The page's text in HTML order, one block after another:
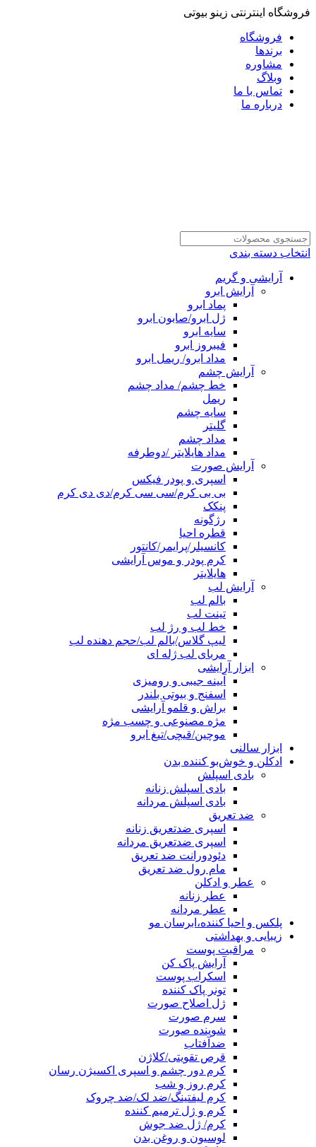
فروشگاه اینترنتی زینو بیوتی
فروشگاه
برندها
مشاوره
وبلاگ
تماس با ما
درباره ما
انتخاب دسته بندی
آرایشی و گریم
آرایش ابرو
پماد ابرو
ژل ابرو/صابون ابرو
سایه ابرو
فیبروز ابرو
مداد ابرو/ ریمل ابرو
آرایش چشم
خط چشم/ مداد چشم
ریمل
سایه چشم
گلیتر
مداد چشم
مداد هایلایتر /دوطرفه
آرایش صورت
اسپری و پودر فیکس
بی بی کرم/سی سی کرم/دی دی کرم
پنکک
رژگونه
قطره احیا
کانسیلر/پرایمر/کانتور
کرم پودر و موس آرایشی
هایلایتر
آرایش لب
بالم لب
تینت لب
خط لب و رژ لب
لیپ گلاس/بالم لب/حجم دهنده لب
مربای لب ژله ای
ابزار آرایشی
آیینه جیبی و رومیزی
اسفنج و بیوتی بلندر
براش و قلمو آرایشی
مژه مصنوعی و چسب مژه
موچین/قیچی/تیغ ابرو
ابزار سالنی
ادکلن و خوش‌بو کننده بدن
بادی اسپلش
بادی اسپلش زنانه
بادی اسپلش مردانه
ضد تعریق
اسپری ضدتعریق زنانه
اسپری ضدتعریق مردانه
دئودورانت ضد تعریق
مام رول ضد تعریق
عطر و ادکلن
عطر زنانه
عطر مردانه
پلکس و احیا کننده،ابرسان مو
زیبایی و بهداشتی
مراقبت پوست
آرایش پاک کن
اسکراب پوست
تونر پاک کننده
ژل اصلاح صورت
سرم صورت
شوینده صورت
ضدآفتاب
قرص تقویتی/کلاژن
کرم دور چشم و اسپری اکسیژن رسان
کرم روز و شب
کرم لیفتینگ/ضد لک/ضد چروک
کرم و ژل ترمیم کننده
کرم/ ژل ضد جوش
لوسیون و روغن بدن